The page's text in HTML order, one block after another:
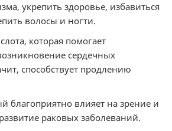
укрепить здоровье, избавиться
волосы и ногти.
которая помогает
сердечных
способствует продлению
благоприятно влияет на зрение и
раковых заболеваний.